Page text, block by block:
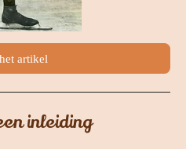
artikel
inleiding